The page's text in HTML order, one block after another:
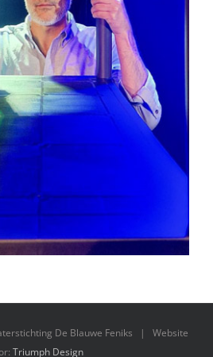
De Blauwe Feniks | Website
Triumph Design